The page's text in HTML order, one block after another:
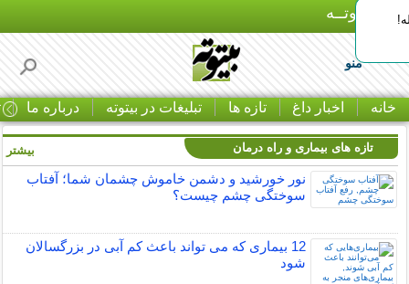
بـیتوتــه
منو
خانه اخبار داغ تازه ها تبلیغات در بیتوته درباره ما
تازه های بیماری و راه درمان
نور خورشید و دشمن خاموش چشمان شما؛ آفتاب
سوختگی چشم چیست؟
12 بیماری که می تواند باعث کم آبی در بزرگسالان
شود
بیشتر